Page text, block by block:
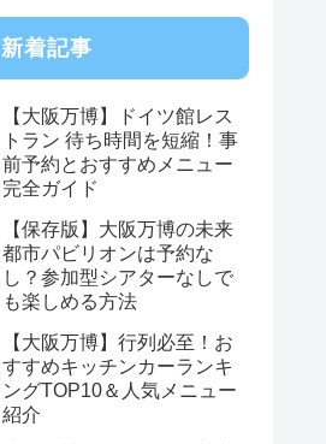
新着記事
【大阪万博】ドイツ館レス
トラン 待ち時間を短縮！事
前予約とおすすめメニュー
完全ガイド
【保存版】大阪万博の未来
都市パビリオンは予約な
し？参加型シアターなしで
も楽しめる方法
【大阪万博】行列必至！お
すすめキッチンカーランキ
ングTOP10＆人気メニュー
紹介